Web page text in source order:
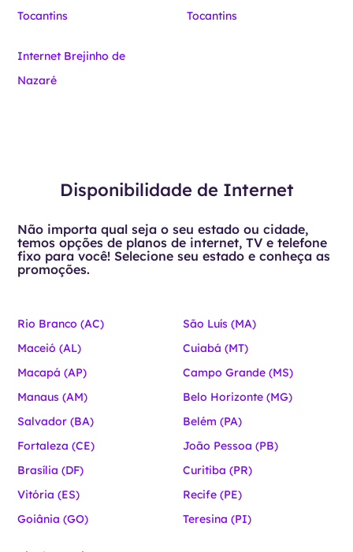
Tocantins
Tocantins
Internet Brejinho de
Nazaré
Disponibilidade de Internet
Não importa qual seja o seu estado ou cidade,
temos opções de planos de internet, TV e telefone
fixo para você! Selecione seu estado e conheça as
promoções.
Rio Branco (AC)
Maceió (AL)
Macapá (AP)
Manaus (AM)
Salvador (BA)
Fortaleza (CE)
Brasília (DF)
Vitória (ES)
Goiânia (GO)
São Luís (MA)
Cuiabá (MT)
Campo Grande (MS)
Belo Horizonte (MG)
Belém (PA)
João Pessoa (PB)
Curitiba (PR)
Recife (PE)
Teresina (PI)